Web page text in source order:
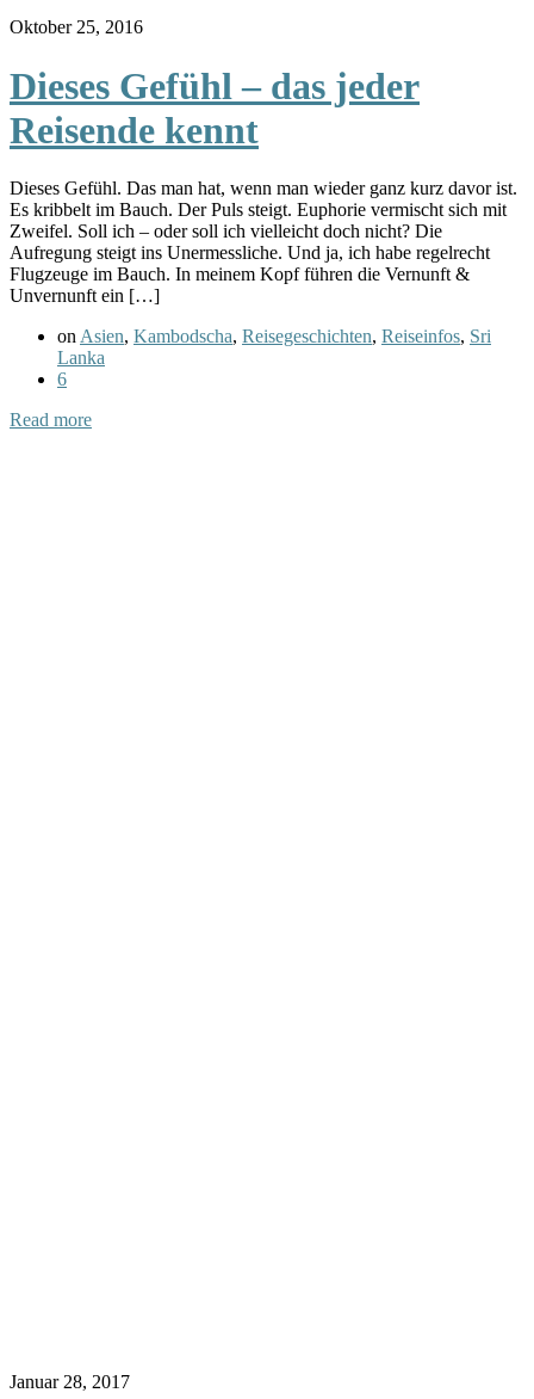
Oktober 25, 2016
Dieses Gefühl – das jeder
Reisende kennt
Dieses Gefühl. Das man hat, wenn man wieder ganz kurz davor ist.
Es kribbelt im Bauch. Der Puls steigt. Euphorie vermischt sich mit
Zweifel. Soll ich – oder soll ich vielleicht doch nicht? Die
Aufregung steigt ins Unermessliche. Und ja, ich habe regelrecht
Flugzeuge im Bauch. In meinem Kopf führen die Vernunft &
Unvernunft ein […]
on Asien, Kambodscha, Reisegeschichten, Reiseinfos, Sri
Lanka
6
Read more
Januar 28, 2017